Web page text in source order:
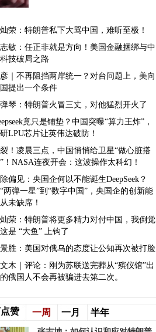
荣：特朗普私下大骂中国，难听至极！
敏：任正非就是方向！美国金融捆绑与中
技破局之路
｜不再阻挡两岸统一？对台问题上，美向
提出一个条件
琴：特朗普火冒三丈，对他猛烈开火了
竟只是铺垫？中国突曝“算力王炸”，
LPU芯片让英伟达破防！
！凌晨三点，中国悄悄给卫星“做心脏搭
！NASA连夜开会：这波操作太科幻！
偏见：央国企何以不能诞生DeepSeek？
两弹一星”到“数字中国”，央国企的创新能
未缺席！
荣：特朗普将更多精力对付中国，我倒觉
是 “大鱼” 上钩了
胜：美国对俄乌的态度让公知再次被打脸
木｜评论：刚为苏联送完葬从“殡仪馆”出
俄国人不会再被骗进去第二次。
赞 一周 一月 半年